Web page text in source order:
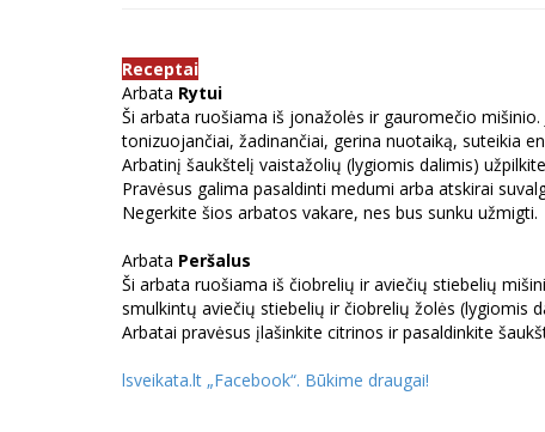
Receptai
Arbata Rytui
Ši arbata ruošiama iš jonažolės ir gauromečio
tonizuojančiai, žadinančiai, gerina nuotaiką, suteikia
Arbatinį šaukštelį vaistažolių (lygiomis dalimis)
Pravėsus galima pasaldinti medumi arba atskirai
Negerkite šios arbatos vakare, nes bus sunku užmigti.
Arbata Peršalus
Ši arbata ruošiama iš čiobrelių ir aviečių stiebelių
smulkintų aviečių stiebelių ir čiobrelių žolės (lygiomis
Arbatai pravėsus įlašinkite citrinos ir pasaldinkite
lsveikata.lt „Facebook“. Būkime draugai!